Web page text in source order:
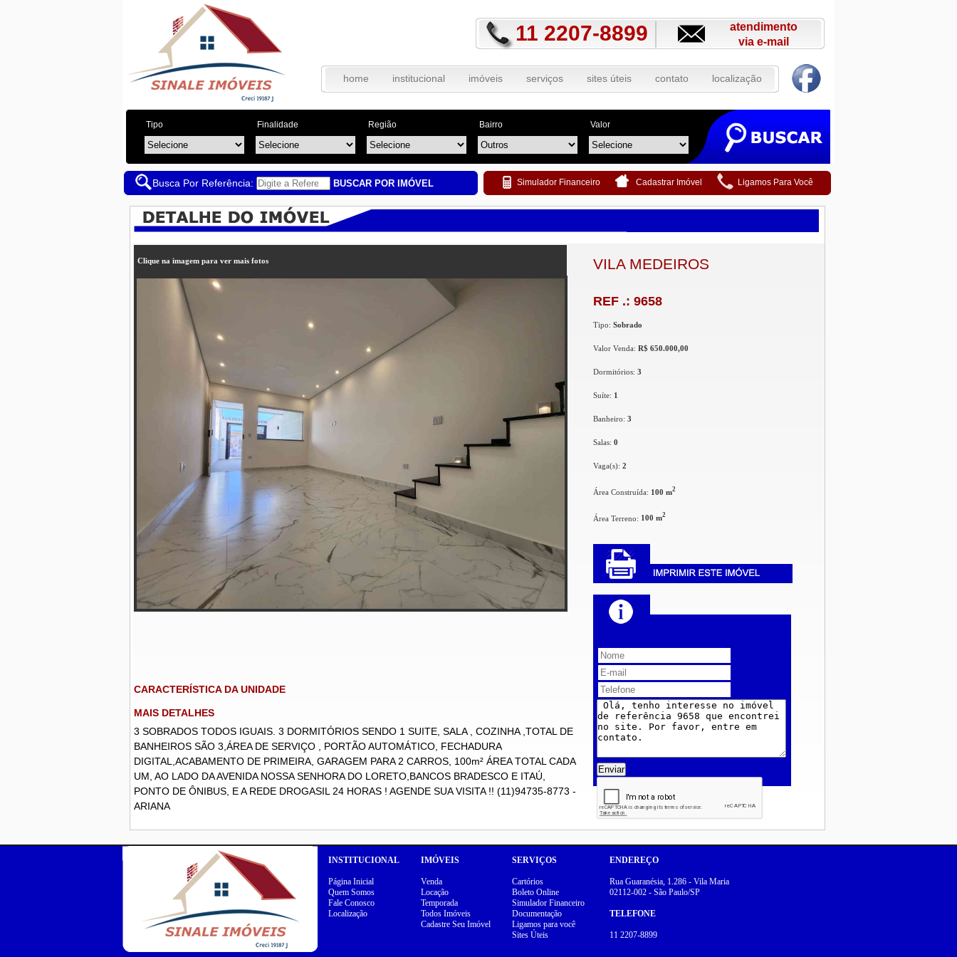
11 2207-8899
atendimento
via e-mail
home institucional imóveis serviços sites úteis contato localização
Tipo Finalidade Região Bairro Valor
Busca Por Referência: BUSCAR POR IMÓVEL Simulador Financeiro Cadastrar Imóvel Ligamos Para Você
Clique na imagem para ver mais fotos
CARACTERÍSTICA DA UNIDADE
MAIS DETALHES
3 SOBRADOS TODOS IGUAIS. 3 DORMITÓRIOS SENDO 1 SUITE, SALA , COZINHA ,TOTAL DE
BANHEIROS SÃO 3,ÁREA DE SERVIÇO , PORTÃO AUTOMÁTICO, FECHADURA
DIGITAL,ACABAMENTO DE PRIMEIRA, GARAGEM PARA 2 CARROS, 100m² ÁREA TOTAL CADA
UM, AO LADO DA AVENIDA NOSSA SENHORA DO LORETO,BANCOS BRADESCO E ITAÚ,
PONTO DE ÔNIBUS, E A REDE DROGASIL 24 HORAS ! AGENDE SUA VISITA !! (11)94735-8773 -
ARIANA
VILA MEDEIROS
REF .: 9658
Tipo: Sobrado
Valor Venda: R$ 650.000,00
Dormitórios: 3
Suíte: 1
Banheiro: 3
Salas: 0
Vaga(s): 2
Área Construída: 100 m2
Área Terreno: 100 m2
Enviar
INSTITUCIONAL
Página Inicial
Quem Somos
Fale Conosco
Localização
IMÓVEIS
Venda
Locação
Temporada
Todos Imóveis
Cadastre Seu Imóvel
SERVIÇOS
Cartórios
Boleto Online
Simulador Financeiro
Documentação
Ligamos para você
Sites Úteis
ENDEREÇO
Rua Guaranésia, 1.286 - Vila Maria
02112-002 - São Paulo/SP
TELEFONE
11 2207-8899